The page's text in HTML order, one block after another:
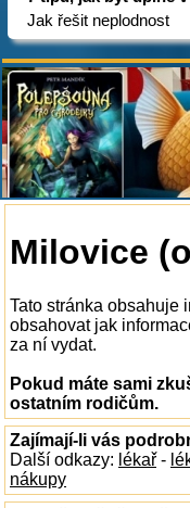
Jak řešit neplodnost
Milovice
Tato stránka obsahuje
obsahovat jak
za ní vydat.
Pokud máte sami
ostatním rodičům.
Zajímají-li vás
Další odkazy: lékař -
nákupy